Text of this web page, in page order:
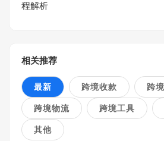
程解析
相关推荐
最新 跨境收款 跨
跨境物流 跨境工具
其他